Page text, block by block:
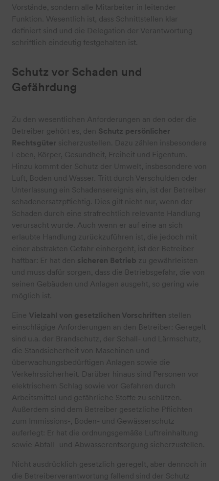
Vorstände, sondern alle Mitarbeiter in leitender
Funktion. Wesentlich ist, dass Schnittstellen klar
definiert sind und die Delegation der Verantwortung
schriftlich eindeutig festgehalten ist.
Schutz vor Schaden und
Gefährdung
Zu den wesentlichen Anforderungen an den oder die
Betreiber gehört es, den Schutz persönlicher
Rechtsgüter sicherzustellen. Dazu zählen insbesondere
Leben, Körper, Gesundheit, Freiheit und Eigentum.
Hinzu kommt der Schutz der Umwelt, insbesondere von
Luft, Boden und Wasser. Tritt durch Verschulden oder
Unterlassung ein Schadensereignis ein, ist der Betreiber
schadenersatzpflichtig. Dies gilt nicht nur, wenn der
Schaden durch eine strafrechtlich relevante Handlung
verursacht wurde. Auch wenn er auf eine an sich
erlaubte Handlung zurückzuführen ist, die jedoch mit
einer abstrakten Gefahr einhergeht, ist der Betreiber
haftbar: Er hat den sicheren Betrieb zu gewährleisten
und muss dafür sorgen, dass die Betriebsgefahr, die von
seinen Gebäuden und Anlagen ausgeht, so gering wie
möglich ist.
Eine Vielzahl von gesetzlichen Vorschriften stellen
einschlägige Anforderungen an den Betreiber: Geregelt
sind u.a. der Brandschutz, der Schall- und Lärmschutz,
die Standsicherheit von Maschinen und
überwachungsbedürftigen Anlagen sowie die
Verkehrssicherheit. Darüber hinaus sind Personen vor
elektrischem Schlag sowie vor Gefahren durch
Arbeitsmittel und gefährliche Stoffe zu schützen.
Außerdem sind dem Betreiber gesetzliche Pflichten
zum Immissions-, Boden- und Gewässerschutz
auferlegt: Er hat die ordnungsgemäße Luftreinhaltung
sowie Abfall- und Abwasserentsorgung sicherzustellen.
Nicht ausdrücklich gesetzlich geregelt, aber dennoch in
die Betreiberverantwortung fallend sind der Schutz